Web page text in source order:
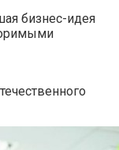
бизнес-идея